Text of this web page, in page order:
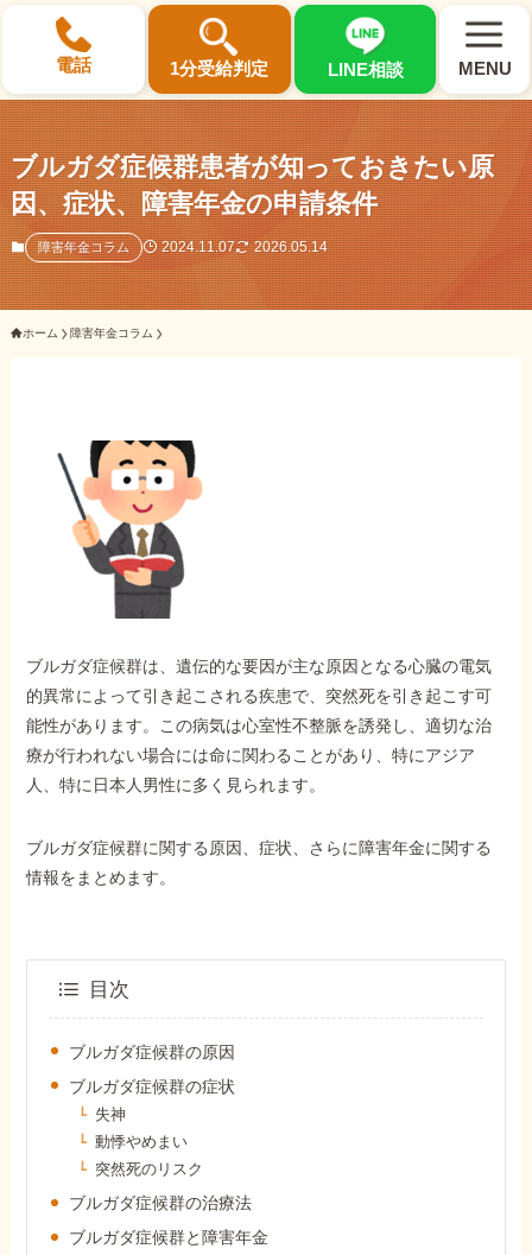
電話 1分受給判定 LINE相談 MENU
×
選ばれる3つの理由
初回相談料0円・受給後報酬型
サポート料金について
ご相談事例をみる
外出困難でもOK
非対面で申請できる
ホーム
障害年金の基礎知識
障害年金の金額
Q&A・相談事例
障害年金コラム
お知らせ
事務所について
ブルガダ症候群患者が知っておきたい原
因、症状、障害年金の申請条件
障害年金コラム 2024.11.07 2026.05.14
ホーム 障害年金コラム
ブルガダ症候群は、遺伝的な要因が主な原因となる心臓の電気
的異常によって引き起こされる疾患で、突然死を引き起こす可
能性があります。この病気は心室性不整脈を誘発し、適切な治
療が行われない場合には命に関わることがあり、特にアジア
人、特に日本人男性に多く見られます。
ブルガダ症候群に関する原因、症状、さらに障害年金に関する
情報をまとめます。
目次
ブルガダ症候群の原因
ブルガダ症候群の症状
失神
動悸やめまい
突然死のリスク
ブルガダ症候群の治療法
ブルガダ症候群と障害年金